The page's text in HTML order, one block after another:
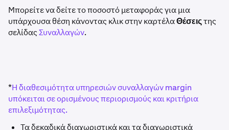
Μπορείτε να δείτε το ποσοστό μεταφοράς για μια
υπάρχουσα θέση κάνοντας κλικ στην καρτέλαΘέσειςτης
σελίδαςΣυναλλαγών.
*Η διαθεσιμότητα υπηρεσιών συναλλαγών margin
υπόκειται σε ορισμένους περιορισμούς και κριτήρια
επιλεξιμότητας.
Τα δεκαδικά διαχωριστικά και τα διαχωριστικά